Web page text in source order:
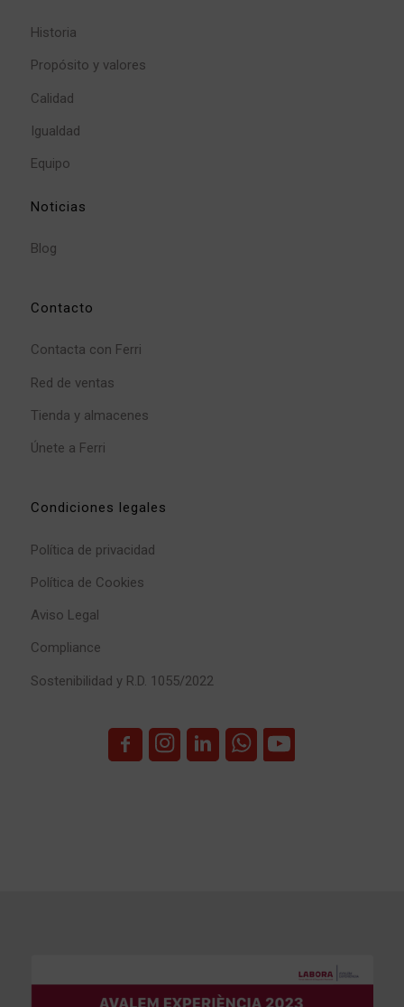
Historia
Propósito y valores
Calidad
Igualdad
Equipo
Noticias
Blog
Contacto
Contacta con Ferri
Red de ventas
Tienda y almacenes
Únete a Ferri
Condiciones legales
Política de privacidad
Política de Cookies
Aviso Legal
Compliance
Sostenibilidad y R.D. 1055/2022